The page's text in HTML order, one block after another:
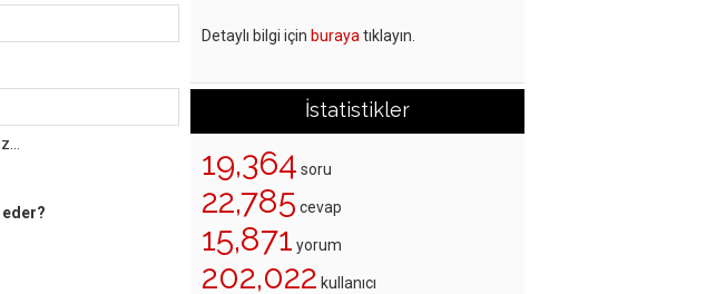
Detaylı bilgi için buraya tıklayın.
İstatistikler
19,364 soru
22,785 cevap
15,871 yorum
202,022 kullanıcı